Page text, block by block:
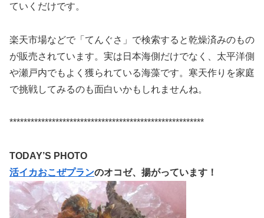
ていくだけです。
楽天市場などで「てんぐさ」で検索すると乾燥済みのもの
が販売されています。実は日本海側だけでなく、太平洋側
や瀬戸内でもよく獲られている海藻です。寒天作りを家庭
で挑戦してみるのも面白いかもしれませんね。
*******************************************************
TODAY’S PHOTO
活イカおこぜプランのオコゼ、揚がっています！